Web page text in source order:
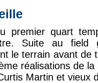
premier quart
Suite au field
le terrain avant de
réalisations de
Martin et vieux